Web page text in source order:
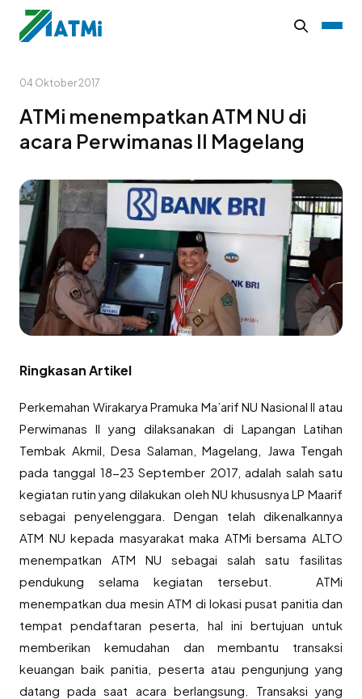
04 Oktober 2017
ATMi menempatkan ATM NU di
acara Perwimanas II Magelang
Ringkasan Artikel
Perkemahan Wirakarya Pramuka Ma’arif NU Nasional II atau
Perwimanas II yang dilaksanakan di Lapangan Latihan
Tembak Akmil, Desa Salaman, Magelang, Jawa Tengah
pada tanggal 18-23 September 2017, adalah salah satu
kegiatan rutin yang dilakukan oleh NU khususnya LP Maarif
sebagai penyelenggara. Dengan telah dikenalkannya
ATM NU kepada masyarakat maka ATMi bersama ALTO
menempatkan ATM NU sebagai salah satu fasilitas
pendukung selama kegiatan tersebut. ATMi
menempatkan dua mesin ATM di lokasi pusat panitia dan
tempat pendaftaran peserta, hal ini bertujuan untuk
memberikan kemudahan dan membantu transaksi
keuangan baik panitia, peserta atau pengunjung yang
datang pada saat acara berlangsung. Transaksi yang